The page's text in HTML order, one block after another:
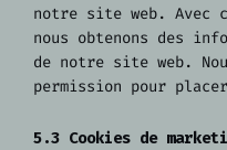
notre site web. Avec
nous obtenons des
de notre site web.
permission pour
5.3 Cookies de